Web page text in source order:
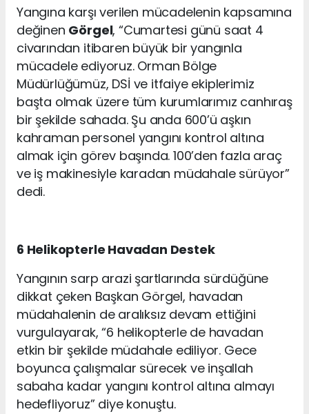
Yangına karşı verilen mücadelenin kapsamına
değinen Görgel, “Cumartesi günü saat 4
civarından itibaren büyük bir yangınla
mücadele ediyoruz. Orman Bölge
Müdürlüğümüz, DSİ ve itfaiye ekiplerimiz
başta olmak üzere tüm kurumlarımız canhıraş
bir şekilde sahada. Şu anda 600’ü aşkın
kahraman personel yangını kontrol altına
almak için görev başında. 100’den fazla araç
ve iş makinesiyle karadan müdahale sürüyor”
dedi.
6 Helikopterle Havadan Destek
Yangının sarp arazi şartlarında sürdüğüne
dikkat çeken Başkan Görgel, havadan
müdahalenin de aralıksız devam ettiğini
vurgulayarak, “6 helikopterle de havadan
etkin bir şekilde müdahale ediliyor. Gece
boyunca çalışmalar sürecek ve inşallah
sabaha kadar yangını kontrol altına almayı
hedefliyoruz” diye konuştu.